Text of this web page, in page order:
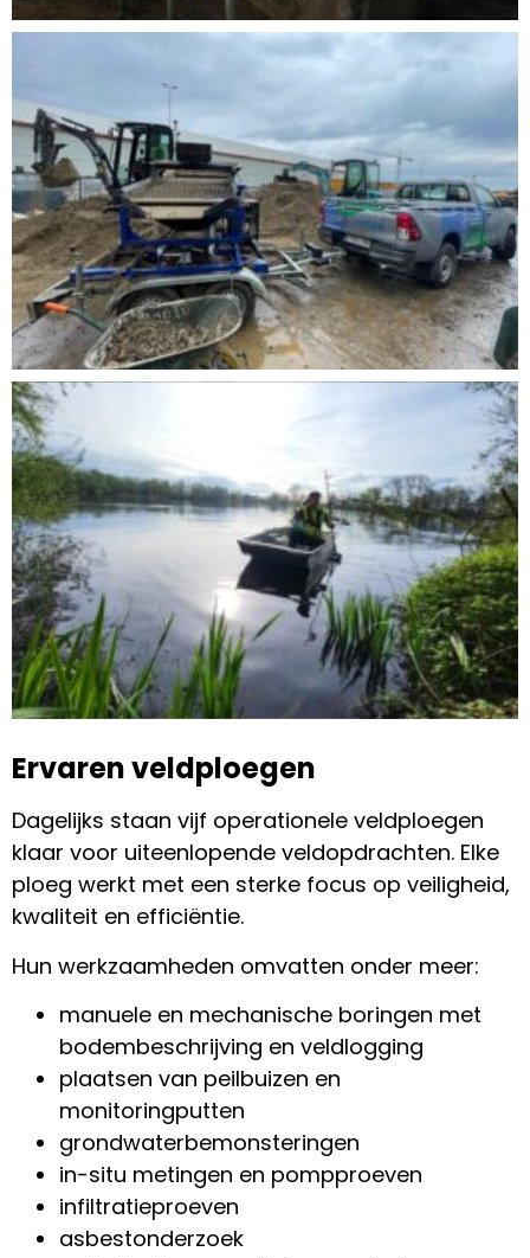
Ervaren veldploegen
Dagelijks staan vijf operationele veldploegen
klaar voor uiteenlopende veldopdrachten. Elke
ploeg werkt met een sterke focus op veiligheid,
kwaliteit en efficiëntie.
Hun werkzaamheden omvatten onder meer:
manuele en mechanische boringen met
bodembeschrijving en veldlogging
plaatsen van peilbuizen en
monitoringputten
grondwaterbemonsteringen
in-situ metingen en pompproeven
infiltratieproeven
asbestonderzoek